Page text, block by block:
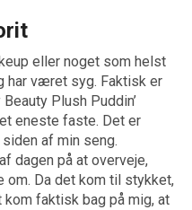
eller noget som helst
har været syg. Faktisk er
Plush Puddin’
eneste faste. Det er
af min seng.
dagen på at overveje,
om. Da det kom til stykket,
kom faktisk bag på mig, at